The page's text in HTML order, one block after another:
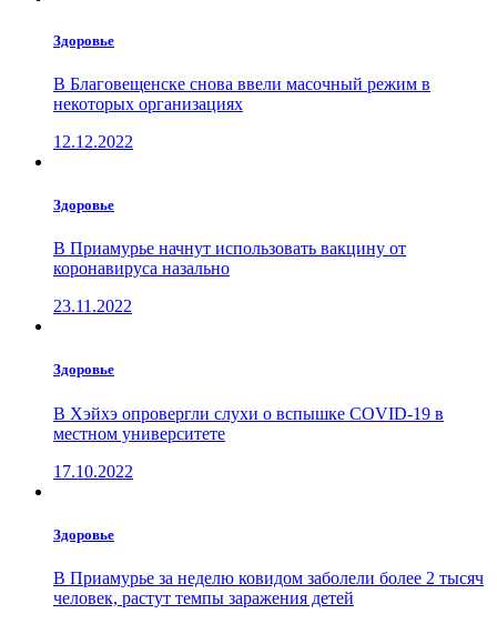
Здоровье
В Благовещенске снова ввели масочный режим в
некоторых организациях
12.12.2022
Здоровье
В Приамурье начнут использовать вакцину от
коронавируса назально
23.11.2022
Здоровье
В Хэйхэ опровергли слухи о вспышке COVID-19 в
местном университете
17.10.2022
Здоровье
В Приамурье за неделю ковидом заболели более 2 тысяч
человек, растут темпы заражения детей